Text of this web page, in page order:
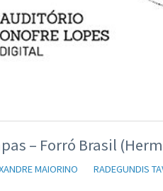
– Forró Brasil
MAIORINO RADEGUNDIS